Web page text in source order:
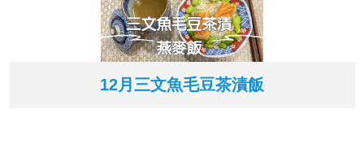
12月三文魚毛豆茶漬飯